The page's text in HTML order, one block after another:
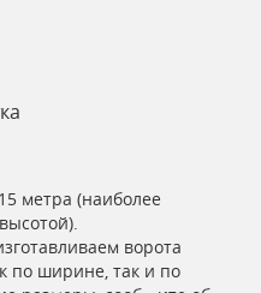
метра (наиболее
ворота
по ширине, так и по